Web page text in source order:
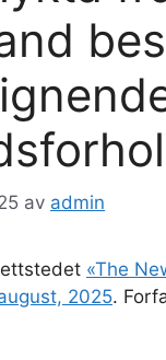
av admin
«The
2025.